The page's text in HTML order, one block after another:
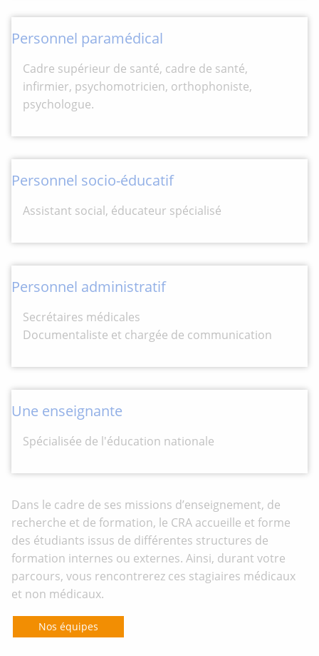
Personnel paramédical
Cadre supérieur de santé, cadre de santé,
infirmier, psychomotricien, orthophoniste,
psychologue.
Personnel socio-éducatif
Assistant social, éducateur spécialisé
Personnel administratif
Secrétaires médicales
Documentaliste et chargée de communication
Une enseignante
Spécialisée de l'éducation nationale
Dans le cadre de ses missions d’enseignement, de
recherche et de formation, le CRA accueille et forme
des étudiants issus de différentes structures de
formation internes ou externes. Ainsi, durant votre
parcours, vous rencontrerez ces stagiaires médicaux
et non médicaux.
Nos équipes